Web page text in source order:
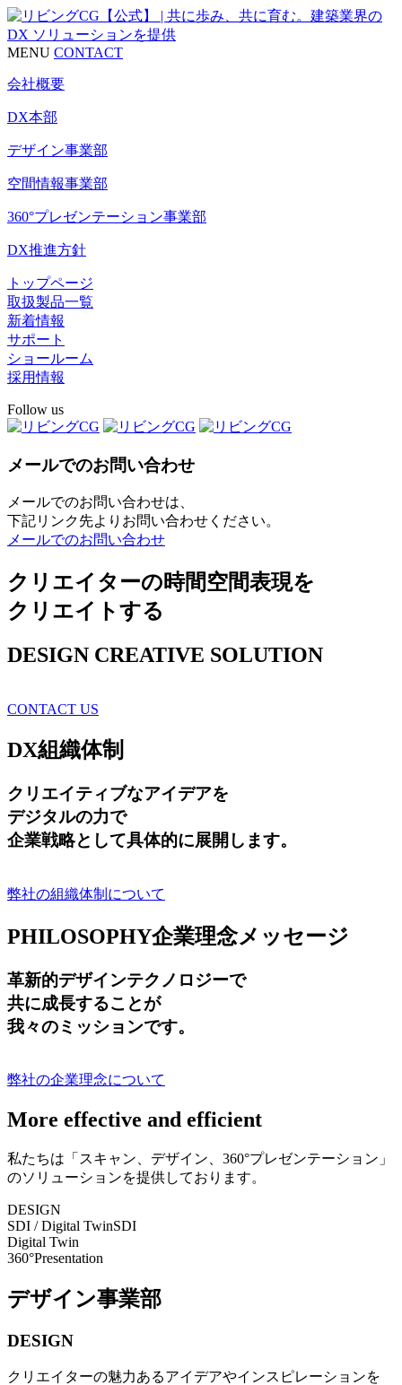
MENU CONTACT
会社概要
DX本部
デザイン事業部
空間情報事業部
360°プレゼンテーション事業部
DX推進方針
トップページ
取扱製品一覧
新着情報
サポート
ショールーム
採用情報
Follow us
メールでのお問い合わせ
メールでのお問い合わせは、
下記リンク先よりお問い合わせください。
メールでのお問い合わせ
クリエイターの時間空間表現を
クリエイトする
DESIGN CREATIVE SOLUTION
CONTACT US
DX組織体制
クリエイティブなアイデアを
デジタルの力で
企業戦略として具体的に展開します。
弊社の組織体制について
PHILOSOPHY企業理念メッセージ
革新的デザインテクノロジーで
共に成長することが
我々のミッションです。
弊社の企業理念について
More effective and efficient
私たちは「スキャン、デザイン、360°プレゼンテーション」
のソリューションを提供しております。
DESIGN
SDI / Digital TwinSDI
Digital Twin
360°Presentation
デザイン事業部
DESIGN
クリエイターの魅力あるアイデアやインスピレーションを